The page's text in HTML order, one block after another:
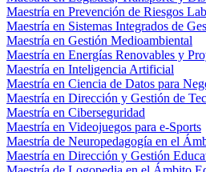
Maestría en Prevención de Riesgos
Maestría en Sistemas Integrados de
Maestría en Gestión Medioambiental
Maestría en Energías Renovables y
Maestría en Inteligencia Artificial
Maestría en Ciencia de Datos para
Maestría en Dirección y Gestión de
Maestría en Ciberseguridad
Maestría en Videojuegos para e-Sports
Maestría de Neuropedagogía en el
Maestría en Dirección y Gestión